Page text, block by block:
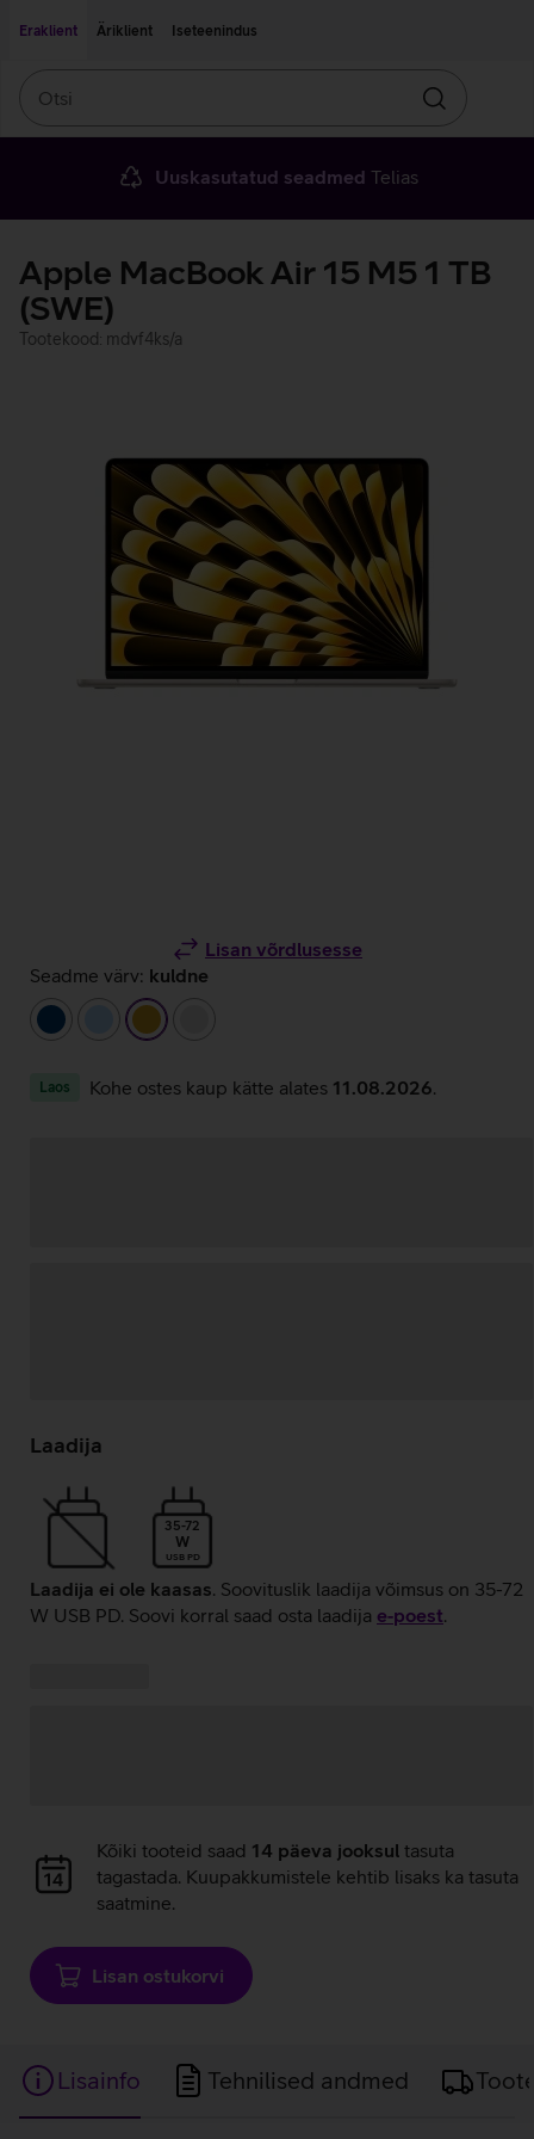
Eraklient
Äriklient Iseteenindus
Otsin
Uuskasutatud seadmed Telias
Apple MacBook Air 15 M5 1 TB
(SWE)
Tootekood: mdvf4ks/a
Lisan võrdlusesse
Seadme värv: kuldne
tumesininehelesininekuldne
Laos Kohe ostes kaup kätte alates 11.08.2026
laadimine
Laadija
35-72
W
USB PD
Laadija ei ole kaasas. Soovituslik laadija võimsus on 35-72
W USB PD. Soovi korral saad osta laadija e‑poest.
Andmete
laadimine
Kõiki tooteid saad 14 päeva jooksul tasuta
tagastada. Kuupakkumistele kehtib lisaks ka tasuta
saatmine.
Lisan ostukorvi
Lisainfo Tehnilised andmed